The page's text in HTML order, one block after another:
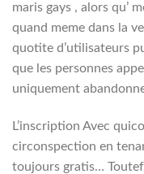
maris gays , alors qu’
quand meme dans la
quotite d’utilisateurs
que les personnes
uniquement
L’inscription Avec
circonspection en
toujours gratis…